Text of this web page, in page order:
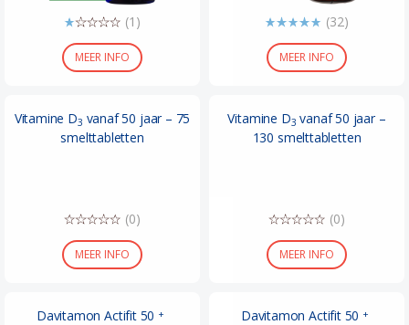
MEER INFO
(1)
MEER INFO
(32)
Vitamine D3 vanaf 50 jaar – 75
smelttabletten
MEER INFO
(0)
Vitamine D3 vanaf 50 jaar –
130 smelttabletten
MEER INFO
(0)
Davitamon Actifit 50 + Davitamon Actifit 50 +